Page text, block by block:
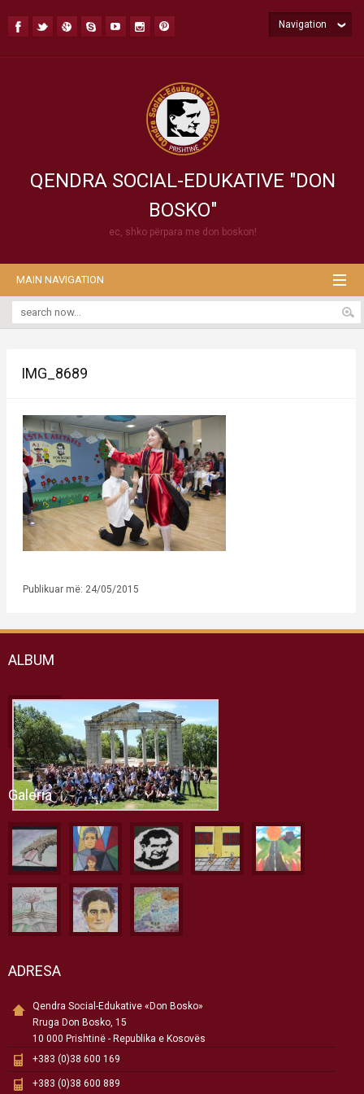
QENDRA SOCIAL-EDUKATIVE "DON
BOSKO"
ec, shko përpara me don boskon!
Navigation
MAIN NAVIGATION
IMG_8689
Publikuar më: 24/05/2015
ALBUM
Galeria
ADRESA
Qendra Social-Edukative «Don Bosko»
Rruga Don Bosko, 15
10 000 Prishtinë - Republika e Kosovës
+383 (0)38 600 169
+383 (0)38 600 889